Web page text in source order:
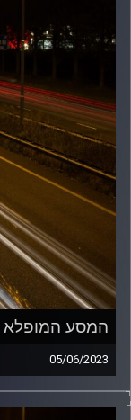
המסע המופלא
05/06/2023
מוזיקה שתלווה
הביתה בשלום עם